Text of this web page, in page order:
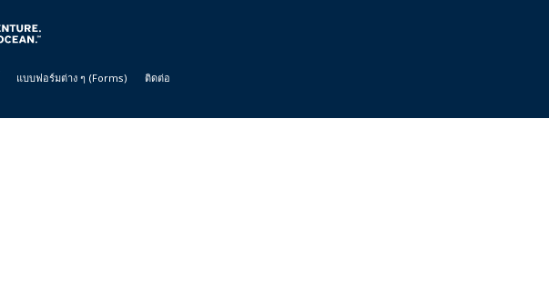
แบบฟอร์มต่าง ๆ (Forms) ติดต่อ